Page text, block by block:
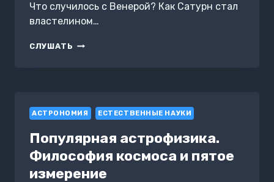
Что случилось с Венерой? Как Сатурн стал
властелином…
СЛУШАТЬ КОСМОС.
АСТРОНОМИЯ ЕСТЕСТВЕННЫЕ НАУКИ
Популярная астрофизика.
Философия космоса и пятое
измерение